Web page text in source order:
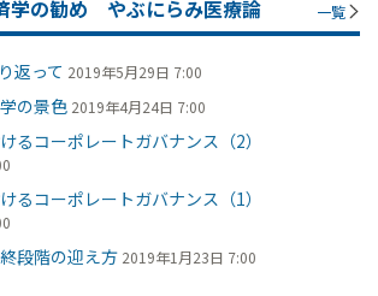
学の勧め やぶにらみ医療論 一覧
返って 2019年5月29日 7:00
の景色 2019年4月24日 7:00
るコーポレートガバナンス（2）
るコーポレートガバナンス（1）
段階の迎え方 2019年1月23日 7:00